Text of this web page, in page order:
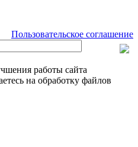
Пользовательское соглашение
работы сайта
на обработку файлов